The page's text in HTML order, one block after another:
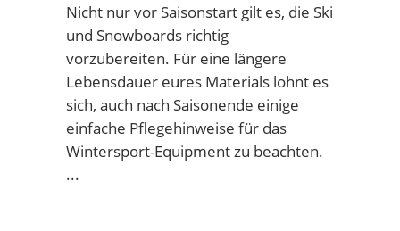
Nicht nur vor Saisonstart gilt es, die Ski
und Snowboards richtig
vorzubereiten. Für eine längere
Lebensdauer eures Materials lohnt es
sich, auch nach Saisonende einige
einfache Pflegehinweise für das
Wintersport-Equipment zu beachten.